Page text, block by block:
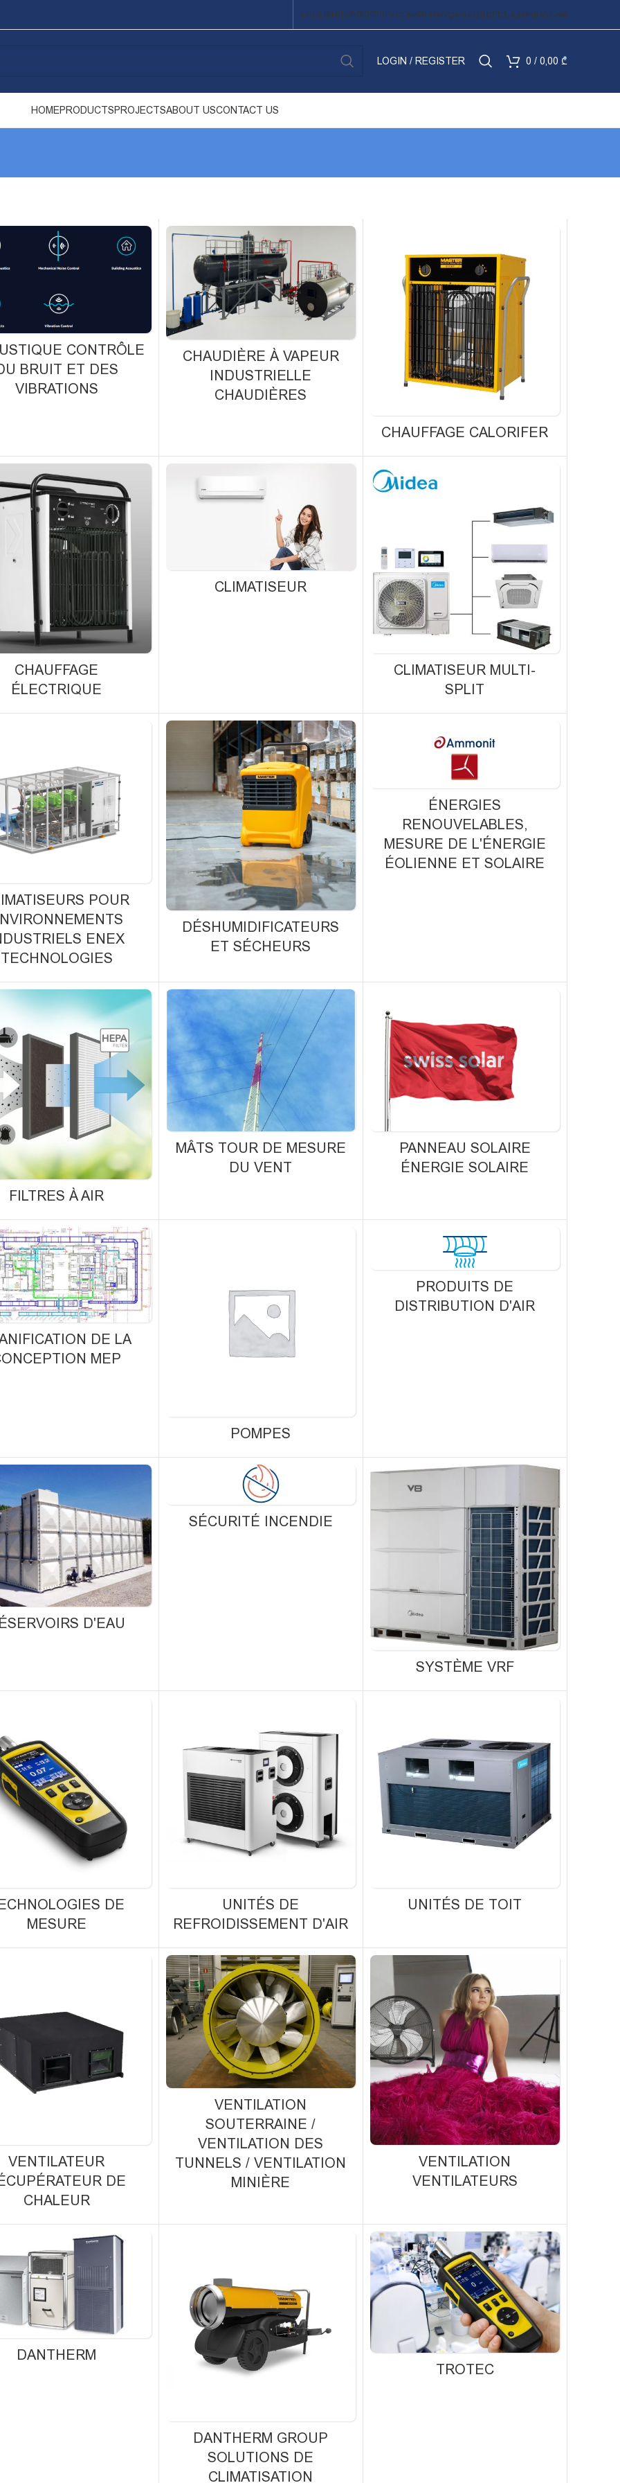
ENGLISHᲥᲐᲠᲗᲣᲚᲘРУССКИЙFRANÇAISՀԱՅԵՐԵՆAZƏRBAYCAN
LOGIN / REGISTER 0 / 0,00 ₾
HOMEPRODUCTSPROJECTSABOUT USCONTACT US
CONTRÔLE
BRUIT ET DES
VIBRATIONS
CHAUDIÈRE À VAPEUR
INDUSTRIELLE
CHAUDIÈRES
CHAUFFAGE CALORIFER
CHAUFFAGE
ÉLECTRIQUE
CLIMATISEUR
CLIMATISEUR MULTI-
SPLIT
POUR
ENEX
TECHNOLOGIES
DÉSHUMIDIFICATEURS
ET SÉCHEURS
ÉNERGIES
RENOUVELABLES,
MESURE DE L'ÉNERGIE
ÉOLIENNE ET SOLAIRE
FILTRES À AIR
MÂTS TOUR DE MESURE
DU VENT
PANNEAU SOLAIRE
ÉNERGIE SOLAIRE
DE LA
MEP
POMPES
PRODUITS DE
DISTRIBUTION D'AIR
D'EAU
SÉCURITÉ INCENDIE
SYSTÈME VRF
DE
MESURE
UNITÉS DE
REFROIDISSEMENT D'AIR
UNITÉS DE TOIT
VENTILATEUR
DE
CHALEUR
VENTILATION
SOUTERRAINE /
VENTILATION DES
TUNNELS / VENTILATION
MINIÈRE
VENTILATION
VENTILATEURS
DANTHERM
DANTHERM GROUP
SOLUTIONS DE
CLIMATISATION
TROTEC